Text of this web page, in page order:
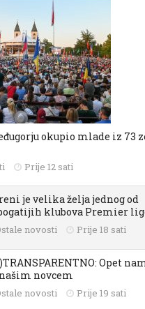
okupio mlade iz 73
Prije 12 sati
je velika želja jednog od
klubova Premier
novosti Prije 18 sati
Opet
novcem
novosti Prije 19 sati